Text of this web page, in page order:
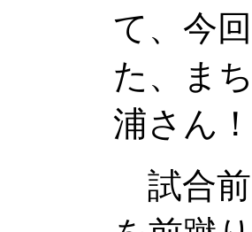
て、今
た、ま
浦さん
試合前